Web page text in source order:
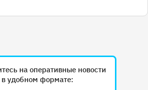
на оперативные новости
в удобном формате: